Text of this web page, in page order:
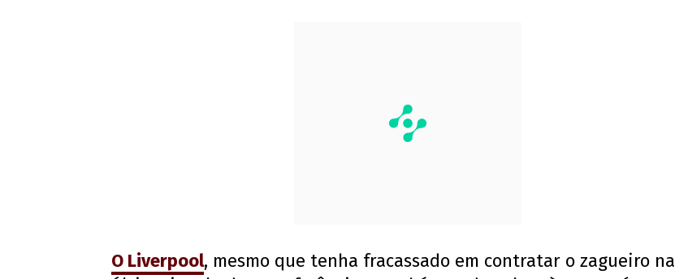
O Liverpool, mesmo que tenha fracassado em contratar o zagueiro na